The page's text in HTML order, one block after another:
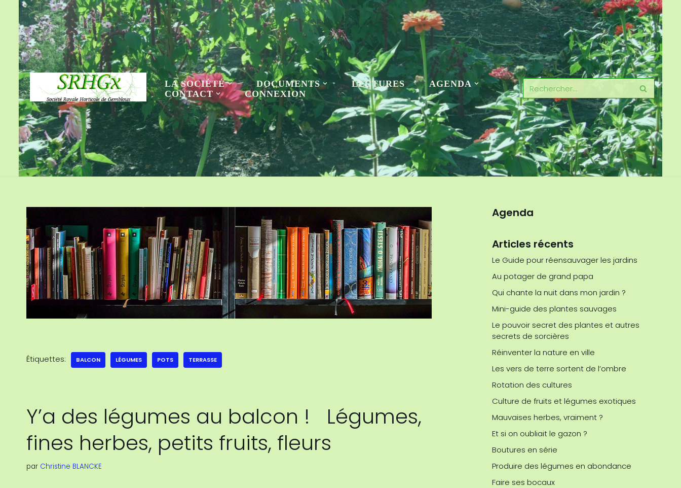
Aller
contenu
LA SOCIÉTÉ DOCUMENTS LECTURES
AGENDA
CONTACT
CONNEXION
Étiquettes: BALCON LÉGUMES POTS TERRASSE
Y’a des légumes au balcon ! Légumes,
fines herbes, petits fruits, fleurs
par Christine BLANCKE
Agenda
Articles récents
Le Guide pour réensauvager les jardins
Au potager de grand papa
Qui chante la nuit dans mon jardin ?
Mini-guide des plantes sauvages
Le pouvoir secret des plantes et autres
secrets de sorcières
Réinventer la nature en ville
Les vers de terre sortent de l’ombre
Rotation des cultures
Culture de fruits et légumes exotiques
Mauvaises herbes, vraiment ?
Et si on oubliait le gazon ?
Boutures en série
Produire des légumes en abondance
Faire ses bocaux